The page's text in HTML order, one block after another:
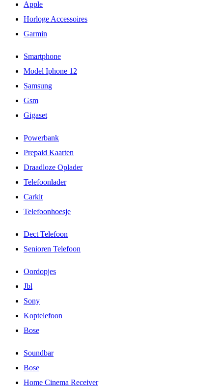
Apple
Horloge Accessoires
Garmin
Smartphone
Model Iphone 12
Samsung
Gsm
Gigaset
Powerbank
Prepaid Kaarten
Draadloze Oplader
Telefoonlader
Carkit
Telefoonhoesje
Dect Telefoon
Senioren Telefoon
Oordopjes
Jbl
Sony
Koptelefoon
Bose
Soundbar
Bose
Home Cinema Receiver